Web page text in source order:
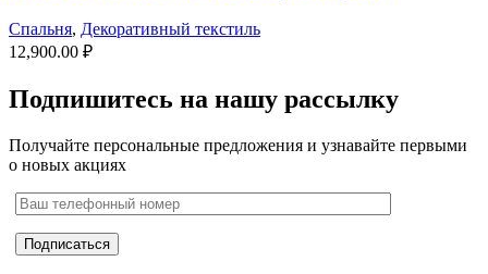
Спальня, Декоративный текстиль
12,900.00 ₽
Подпишитесь на нашу рассылку
Получайте персональные предложения и узнавайте первыми
о новых акциях